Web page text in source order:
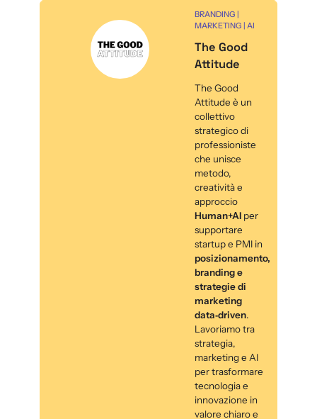
BRANDING |
MARKETING | AI
The Good
Attitude
The Good
Attitude è un
collettivo
strategico di
professioniste
che unisce
metodo,
creatività e
approccio
Human+AI per
supportare
startup e PMI in
posizionamento,
branding e
strategie di
marketing
data‑driven.
Lavoriamo tra
strategia,
marketing e AI
per trasformare
tecnologia e
innovazione in
valore chiaro e